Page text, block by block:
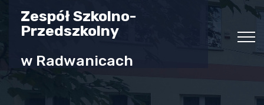
Zespół Szkolno-
Przedszkolny
w Radwanicach